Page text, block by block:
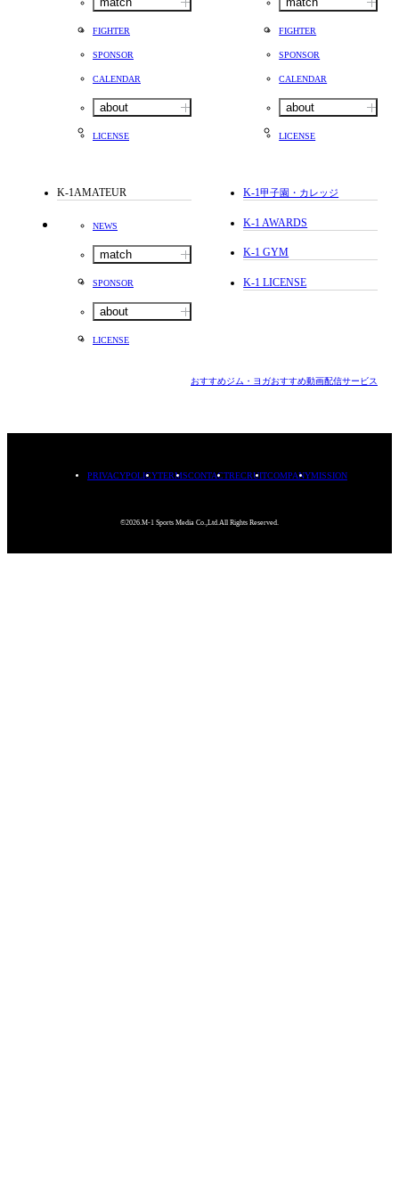
FIGHTER
SPONSOR
CALENDAR
about
LICENSE
FIGHTER
SPONSOR
CALENDAR
about
LICENSE
K-1AMATEUR
NEWS
match
SPONSOR
about
LICENSE
K-1甲子園・カレッジ
K-1 AWARDS
K-1 GYM
K-1 LICENSE
おすすめジム・ヨガおすすめ動画配信サービス
PRIVACYPOLICYTERMSCONTACTRECRUITCOMPANYMISSION
©2026.M-1 Sports Media Co.,Ltd.All Rights Reserved.